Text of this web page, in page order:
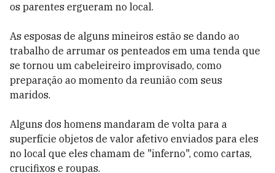
os parentes ergueram no local.
As esposas de alguns mineiros estão se dando ao
trabalho de arrumar os penteados em uma tenda que
se tornou um cabeleireiro improvisado, como
preparação ao momento da reunião com seus
maridos.
Alguns dos homens mandaram de volta para a
superfície objetos de valor afetivo enviados para eles
no local que eles chamam de "inferno", como cartas,
crucifixos e roupas.